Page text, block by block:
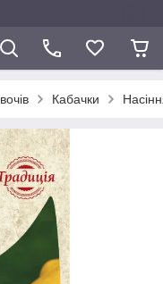
Кабачки